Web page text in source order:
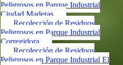
Peligrosos en Parque Industrial
Ciudad Maderas
Recolección de Residuos
Peligrosos en Parque Industrial
Corregidora
Recolección de Residuos
Peligrosos en Parque Industrial El